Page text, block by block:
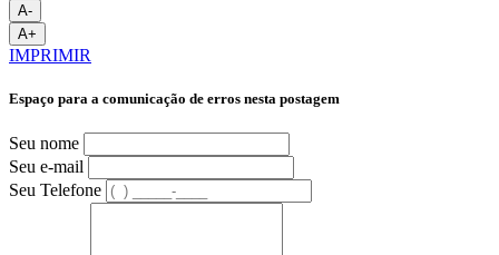
A-
A+
IMPRIMIR
Espaço para a comunicação de erros nesta postagem
Seu nome
Seu e-mail
Seu Telefone